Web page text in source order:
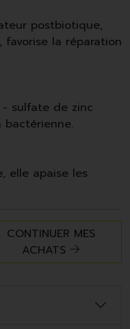
postbiotique,
favorise la réparation
sulfate de zinc
elle apaise les
CONTINUER MES
ACHATS